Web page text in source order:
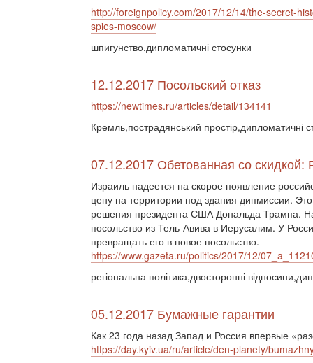
http://foreignpolicy.com/2017/12/14/the-secret-
spies-moscow/
шпигунство,дипломатичні стосунки
12.12.2017 Посольский отказ
https://newtimes.ru/articles/detail/134141
Кремль,пострадянський простір,дипломатичні
07.12.2017 Обетованная со
Израиль надеется на скорое появление
цену на территории под здания дипмиссии.
решения президента США Дональда Трампа.
посольство из Тель-Авива в Иерусалим. У
превращать его в новое посольство.
https://www.gazeta.ru/politics/2017/12/
регіональна політика,двосторонні
05.12.2017 Бумажные гарантии
Как 23 года назад Запад и Россия впервые
https://day.kyiv.ua/ru/article/den-planety/